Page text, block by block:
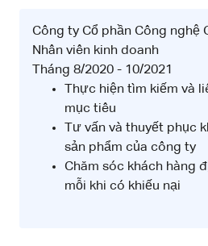
Công ty Cổ phần Công nghệ
Nhân viên kinh doanh
Tháng 8/2020 - 10/2021
Thực hiện tìm kiếm và
mục tiêu
Tư vấn và thuyết phục
sản phẩm của công ty
Chăm sóc khách hàng
mỗi khi có khiếu nại